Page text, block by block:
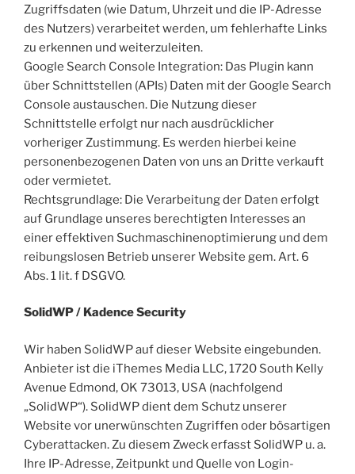
Zugriffsdaten (wie Datum, Uhrzeit und die IP-Adresse
des Nutzers) verarbeitet werden, um fehlerhafte Links
zu erkennen und weiterzuleiten.
Google Search Console Integration: Das Plugin kann
über Schnittstellen (APIs) Daten mit der Google Search
Console austauschen. Die Nutzung dieser
Schnittstelle erfolgt nur nach ausdrücklicher
vorheriger Zustimmung. Es werden hierbei keine
personenbezogenen Daten von uns an Dritte verkauft
oder vermietet.
Rechtsgrundlage: Die Verarbeitung der Daten erfolgt
auf Grundlage unseres berechtigten Interesses an
einer effektiven Suchmaschinenoptimierung und dem
reibungslosen Betrieb unserer Website gem. Art. 6
Abs. 1 lit. f DSGVO.
SolidWP / Kadence Security
Wir haben SolidWP auf dieser Website eingebunden.
Anbieter ist die iThemes Media LLC, 1720 South Kelly
Avenue Edmond, OK 73013, USA (nachfolgend
„SolidWP“). SolidWP dient dem Schutz unserer
Website vor unerwünschten Zugriffen oder bösartigen
Cyberattacken. Zu diesem Zweck erfasst SolidWP u. a.
Ihre IP-Adresse, Zeitpunkt und Quelle von Login-